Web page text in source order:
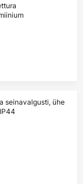
seinavalgusti, ühe